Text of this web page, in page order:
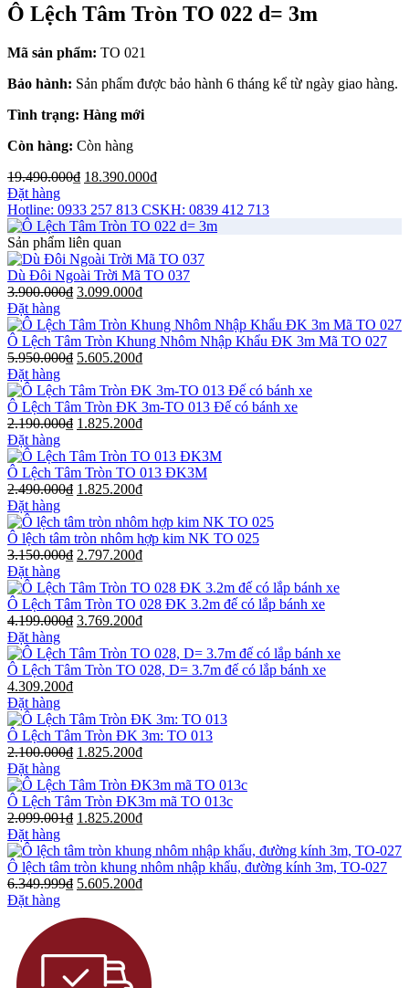
Ô Lệch Tâm Tròn TO 022 d= 3m
Mã sản phẩm: TO 021
Bảo hành: Sản phẩm được bảo hành 6 tháng kể từ ngày giao hàng.
Tình trạng: Hàng mới
Còn hàng: Còn hàng
19.490.000₫ 18.390.000₫
Đặt hàng
Hotline: 0933 257 813 CSKH: 0839 412 713
Sản phẩm liên quan
Dù Đôi Ngoài Trời Mã TO 037
3.900.000₫ 3.099.000₫
Đặt hàng
Ô Lệch Tâm Tròn Khung Nhôm Nhập Khẩu ĐK 3m Mã TO 027
5.950.000₫ 5.605.200₫
Đặt hàng
Ô Lệch Tâm Tròn ĐK 3m-TO 013 Đế có bánh xe
2.190.000₫ 1.825.200₫
Đặt hàng
Ô Lệch Tâm Tròn TO 013 ĐK3M
2.490.000₫ 1.825.200₫
Đặt hàng
Ô lệch tâm tròn nhôm hợp kim NK TO 025
3.150.000₫ 2.797.200₫
Đặt hàng
Ô Lệch Tâm Tròn TO 028 ĐK 3.2m đế có lắp bánh xe
4.199.000₫ 3.769.200₫
Đặt hàng
Ô Lệch Tâm Tròn TO 028, D= 3.7m đế có lắp bánh xe
4.309.200₫
Đặt hàng
Ô Lệch Tâm Tròn ĐK 3m: TO 013
2.100.000₫ 1.825.200₫
Đặt hàng
Ô Lệch Tâm Tròn ĐK3m mã TO 013c
2.099.001₫ 1.825.200₫
Đặt hàng
Ô lệch tâm tròn khung nhôm nhập khẩu, đường kính 3m, TO-027
6.349.999₫ 5.605.200₫
Đặt hàng